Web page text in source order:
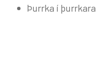
Þurrka í þurrkara